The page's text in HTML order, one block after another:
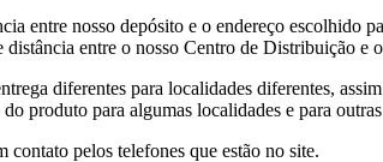
entre nosso depósito e o endereço
entre o nosso Centro de Distribuição e
diferentes para localidades diferentes,
produto para algumas localidades e para
contato pelos telefones que estão no site.